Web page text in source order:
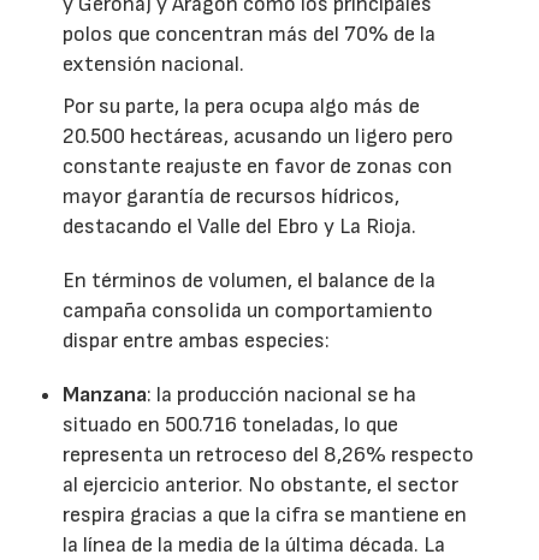
polos que concentran más del 70% de la
extensión nacional.
Por su parte, la pera ocupa algo más de
20.500 hectáreas, acusando un ligero pero
constante reajuste en favor de zonas con
mayor garantía de recursos hídricos,
destacando el Valle del Ebro y La Rioja.
En términos de volumen, el balance de la
campaña consolida un comportamiento
dispar entre ambas especies:
Manzana: la producción nacional se ha
situado en 500.716 toneladas, lo que
representa un retroceso del 8,26% respecto
al ejercicio anterior. No obstante, el sector
respira gracias a que la cifra se mantiene en
la línea de la media de la última década. La